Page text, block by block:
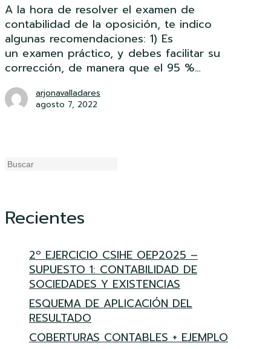
A la hora de resolver el examen de
contabilidad de la oposición, te indico
algunas recomendaciones: 1) Es
un examen práctico, y debes facilitar su
corrección, de manera que el 95 %…
arjonavalladares
agosto 7, 2022
Buscar
Recientes
2º EJERCICIO CSIHE OEP2025 –
SUPUESTO 1: CONTABILIDAD DE
SOCIEDADES Y EXISTENCIAS
ESQUEMA DE APLICACIÓN DEL
RESULTADO
COBERTURAS CONTABLES + EJEMPLO